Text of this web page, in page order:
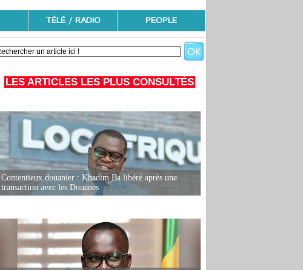
TÉLÉ / RADIO PEOPLE
LES ARTICLES LES PLUS CONSULTÉS
Contentieux douanier : Khadim Ba libéré après une
transaction avec les Douanes